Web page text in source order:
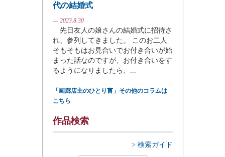
代の結婚式
— 2023.8.30
先日友人の娘さんの結婚式に招待さ
れ、参列してきました。 このお二人
そもそもはお見合いでお付き合いが始
まった話なのですが、お付き合いをす
るようになりましたら、...
「画廊店主のひとり言」その他のコラムは
こちら
作品検索
> 検索ガイド